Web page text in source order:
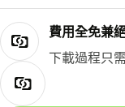
費用全免兼
下載過程只